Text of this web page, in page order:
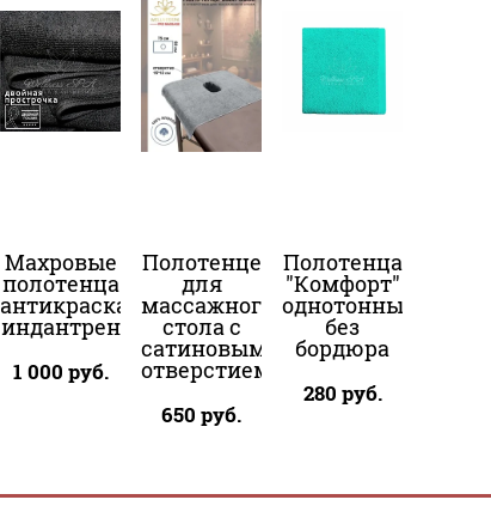
Махровые
полотенца
антикраска-
индантрен
1 000 руб.
Полотенце
для
массажного
стола с
сатиновым
отверстием
650 руб.
Полотенца
"Комфорт"
однотонные
без
бордюра
280 руб.